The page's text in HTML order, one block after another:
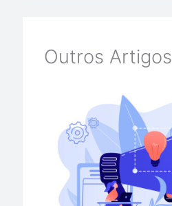
Outros Artigos